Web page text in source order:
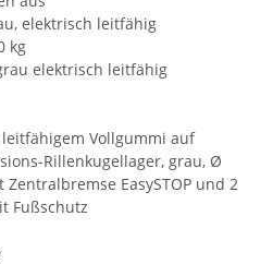
elektrisch leitfähig
kg
elektrisch leitfähig
Vollgummi auf
Rillenkugellager, grau, Ø
EasySTOP und 2
Fußschutz